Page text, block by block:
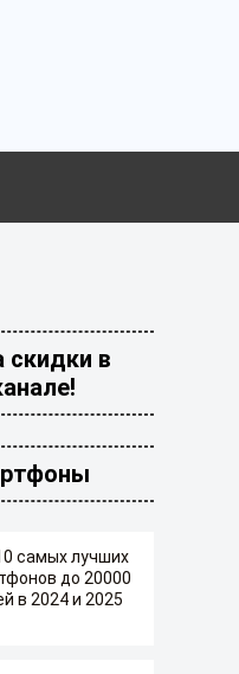
скидки в
самых лучших
до 20000
в 2024 и 2025